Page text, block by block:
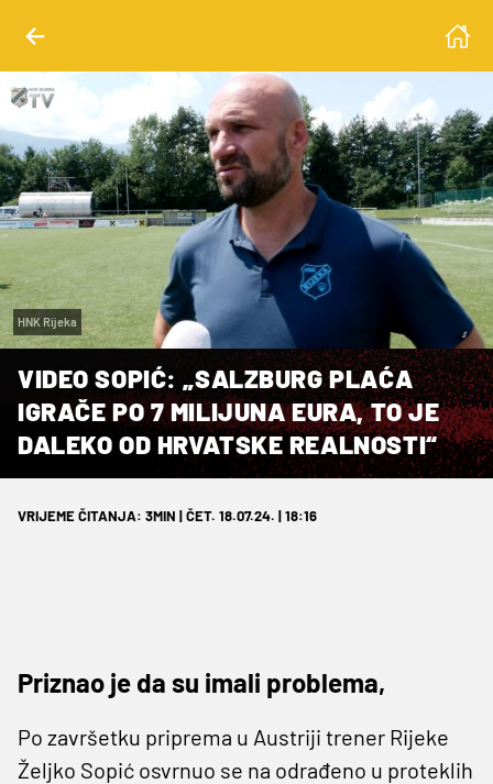
HNK Rijeka
VIDEO SOPIĆ: „SALZBURG PLAĆA
IGRAČE PO 7 MILIJUNA EURA, TO JE
DALEKO OD HRVATSKE REALNOSTI“
VRIJEME ČITANJA: 3MIN | ČET. 18.07.24. | 18:16
Priznao je da su imali problema,
Po završetku priprema u Austriji trener Rijeke
Željko Sopić osvrnuo se na odrađeno u proteklih